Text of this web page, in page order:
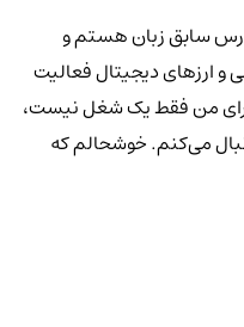
سابق زبان هستم و
ارزهای دیجیتال فعالیت
من فقط یک شغل نیست،
می‌کنم. خوشحالم که